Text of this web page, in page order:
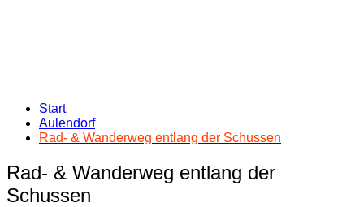
Start
Aulendorf
Rad- & Wanderweg entlang der Schussen
Rad- & Wanderweg entlang der
Schussen